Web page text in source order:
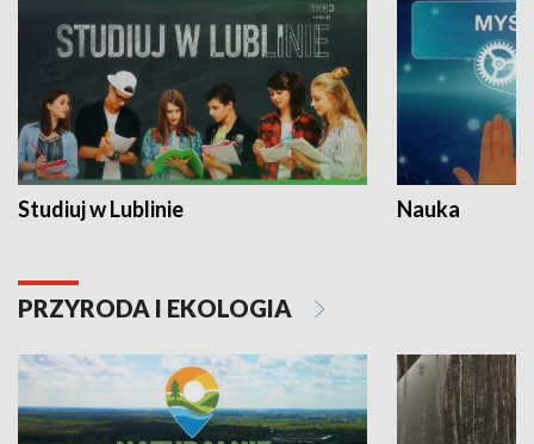
Studiuj w Lublinie Nauka
PRZYRODA I EKOLOGIA